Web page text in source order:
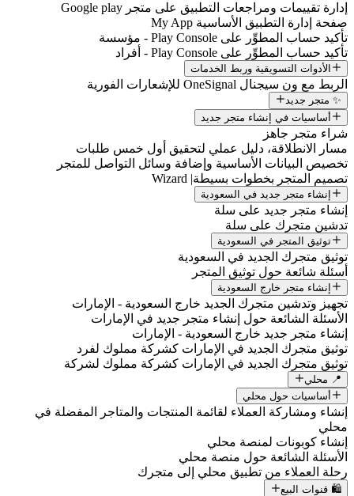
إدارة تقييمات ومراجعات التطبيق على متجر Google play
صفحة إدارة التطبيق الأساسية My App
تأكيد حساب المطوِّر على Play Console - مؤسسة
تأكيد حساب المطوِّر على Play Console - أفراد
الأدوات التسويقية وربط الخدمات
الربط مع ون سيجنال OneSignal للإشعارات الفورية
✨ متجر جديد
أساسيات في إنشاء متجر جديد
شراء متجر جاهز
مسار الانطلاقة، دليل عملي لتحقيق أول خمس طلبات
تخصيص البيانات الأساسية وإضافة وسائل التواصل للمتجر
تصميم المتجر بخطوات بسيطة| Wizard
إنشاء متجر جديد في السعودية
إنشاء متجر جديد على سلة
تدشين متجرك على سلة
توثيق المتجر في السعودية
توثيق متجرك الجديد في السعودية
أسئلة شائعة حول توثيق المتجر
إنشاء متجر خارج السعودية
تجهيز وتدشين متجرك الجديد خارج السعودية - الإمارات
الأسئلة الشائعة حول إنشاء متجر جديد في الإمارات
إنشاء متجر جديد خارج السعودية - الإمارات
توثيق متجرك الجديد في الإمارات كشركة مملوك لفرد
توثيق متجرك الجديد في الإمارات كشركة مملوك لشركة
📍 محلي
أساسيات حول محلي
إنشاء ومشاركة العملاء لقائمة المنتجات والمتاجر المفضلة في
محلي
إنشاء كوبونات لمنصة محلي
الأسئلة الشائعة حول منصة محلي
رحلة العملاء من تطبيق محلي إلى متجرك
🛍️ قنوات البيع